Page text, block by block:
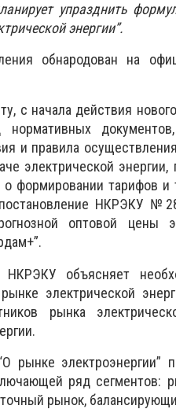
упразднить
энергии”.
обнародован на
с начала действия
и правила
электрической
о формировании тарифов
НКРЭКУ
оптовой цены
объясняет
электрической
рынка
рынке электроэнергии”
ряд сегментов:
рынок,